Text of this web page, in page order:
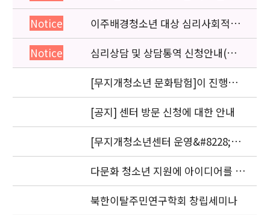
종사자 역량강화 교육 일정 안내
Notice
이주배경청소년 대상 심리사회적응
검사 연수동영상 개편 안내
Notice
심리상담 및 상담통역 신청안내(의뢰
서첨부)
[무지개청소년 문화탐험]이 진행됩
니다.
[공지] 센터 방문 신청에 대한 안내
[무지개청소년센터 운영&#8228;자
문위원회 회의] 개최
다문화 청소년 지원에 아이디어를 제
안해 주세요.
북한이탈주민연구학회 창립세미나